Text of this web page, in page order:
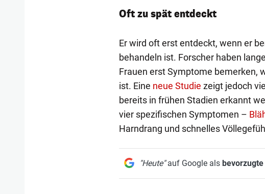
Oft zu spät entdeckt
Er wird oft erst entdeckt, wenn er
behandeln ist. Forscher haben
Frauen erst Symptome bemerken,
ist. Eine neue Studie zeigt jedoch
bereits in frühen Stadien erkannt
vier spezifischen Symptomen –
Harndrang und schnelles
"Heute"auf Google als bevorzugte